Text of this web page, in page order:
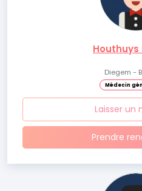
Houthuys
Diegem -
Médecin
Laisser un
Prendre